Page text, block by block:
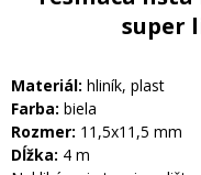
super
Materiál: hliník, plast
Farba: biela
Rozmer: 11,5x11,5 mm
Dĺžka: 4 m